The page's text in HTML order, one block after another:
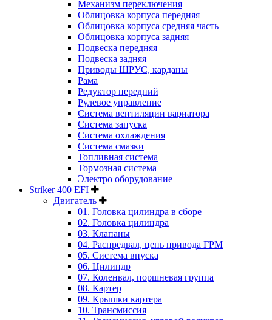
Механизм переключения
Облицовка корпуса передняя
Облицовка корпуса средняя часть
Облицовка корпуса задняя
Подвеска передняя
Подвеска задняя
Приводы ШРУС, карданы
Рама
Редуктор передний
Рулевое управление
Система вентиляции вариатора
Система запуска
Система охлаждения
Система смазки
Топливная система
Тормозная система
Электро оборудование
Striker 400 EFI
Двигатель
01. Головка цилиндра в сборе
02. Головка цилиндра
03. Клапаны
04. Распредвал, цепь привода ГРМ
05. Система впуска
06. Цилиндр
07. Коленвал, поршневая группа
08. Картер
09. Крышки картера
10. Трансмиссия